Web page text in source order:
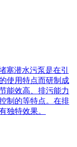
塞潜水污泵是在引
使用特点而研制成
能效高、排污能力
制的等特点。在排
独特效果。